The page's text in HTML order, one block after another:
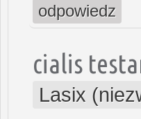
odpowiedz
cialis
Lasix